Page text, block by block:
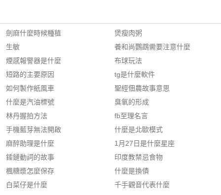
劍麻什麼時候種稙
生敏
煙感報警器是什麼
短路的主要原因
如何製作紙風車
什麼是汽油標號
林丹握拍方法
手機藍芽無法開啟
麻醉助理是什麼
錘鏈動詞的故事
楓糖漿怎麼保存
白菜仔是什麼
煲瘦肉粥
養和尚鸚鵡需要注意什麼
布球玩法
tg是什麼軟件
聖經佃農故事意思
臭氧的形成
fb至理名言
什麼是北歐模式
1月27日是什麼星座
印度教禁忌食物
什麼是換債
千手觀音代表什麼